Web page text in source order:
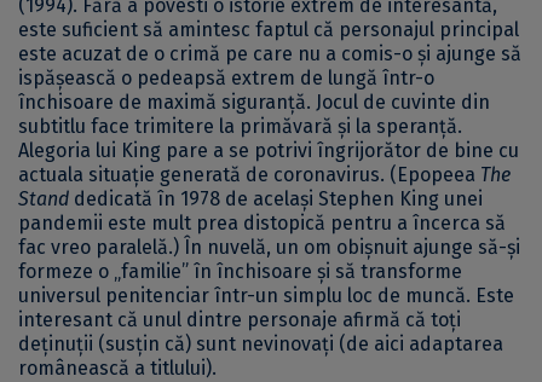
(1994). Fără a povesti o istorie extrem de interesantă,
este suficient să amintesc faptul că personajul principal
este acuzat de o crimă pe care nu a comis-o și ajunge să
ispășească o pedeapsă extrem de lungă într-o
închisoare de maximă siguranță. Jocul de cuvinte din
subtitlu face trimitere la primăvară și la speranță.
Alegoria lui King pare a se potrivi îngrijorător de bine cu
actuala situație generată de coronavirus. (Epopeea The
Stand dedicată în 1978 de același Stephen King unei
pandemii este mult prea distopică pentru a încerca să
fac vreo paralelă.) În nuvelă, un om obișnuit ajunge să-și
formeze o „familie” în închisoare și să transforme
universul penitenciar într-un simplu loc de muncă. Este
interesant că unul dintre personaje afirmă că toți
deținuții (susțin că) sunt nevinovați (de aici adaptarea
românească a titlului).